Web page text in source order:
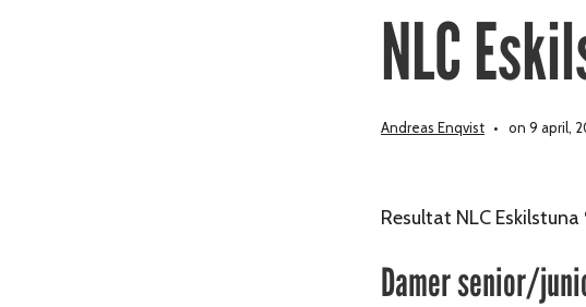
NLC
Andreas Enqvist on 9 april,
Resultat NLC
Damer senior/